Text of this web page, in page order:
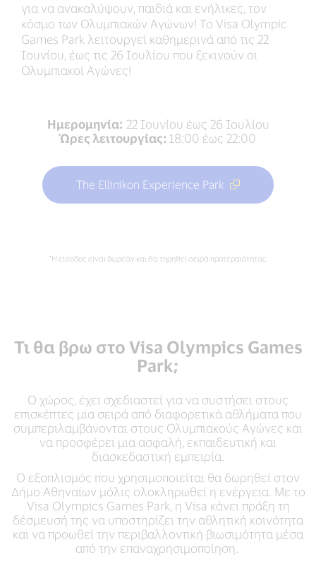
για να ανακαλύψουν, παιδιά και ενήλικες, τον
κόσμο των Ολυμπιακών Αγώνων! Το Visa Olympic
Games Park λειτουργεί καθημερινά από τις 22
Ιουνίου, έως τις 26 Ιουλίου που ξεκινούν οι
Ολυμπιακοί Αγώνες!
Ημερομηνία: 22 Ιουνίου έως 26 Ιουλίου
Ώρες λειτουργίας: 18:00 έως 22:00
The Ellinikon Experience Park
*Η είσοδος είναι δωρεάν και θα τηρηθεί σειρά προτεραιότητας
Τι θα βρω στο Visa Olympics Games
Park;
Ο χώρος, έχει σχεδιαστεί για να συστήσει στους
επισκέπτες μια σειρά από διαφορετικά αθλήματα που
συμπεριλαμβάνονται στους Ολυμπιακούς Αγώνες και
να προσφέρει μια ασφαλή, εκπαιδευτική και
διασκεδαστική εμπειρία.
Ο εξοπλισμός που χρησιμοποιείται θα δωρηθεί στον
Δήμο Αθηναίων μόλις ολοκληρωθεί η ενέργεια. Με το
Visa Olympics Games Park, η Visa κάνει πράξη τη
δέσμευσή της να υποστηρίζει την αθλητική κοινότητα
και να προωθεί την περιβαλλοντική βιωσιμότητα μέσα
από την επαναχρησιμοποίηση.